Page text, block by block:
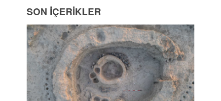
SON İÇERİKLER